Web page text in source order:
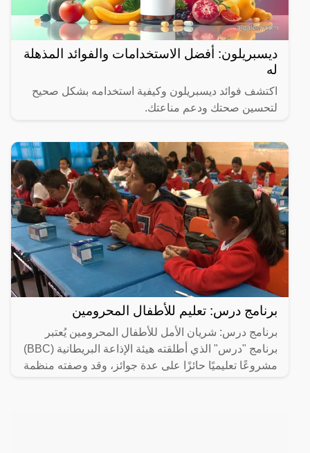
ديسبريلون: أفضل الاستخدامات والفوائد المذهلة
له
اكتشف فوائد ديسبريلون وكيفية استخدامه بشكل صحيح
لتحسين صحتك ودعم مناعتك.
برنامج درس: تعليم للأطفال المحرومين
برنامج درس: شريان الأمل للأطفال المحرومين يُعتبر
برنامج "درس" الذي أطلقته هيئة الإذاعة البريطانية (BBC)
مشروعًا تعليميًا حائزًا على عدة جوائز، وقد وصفته منظمة